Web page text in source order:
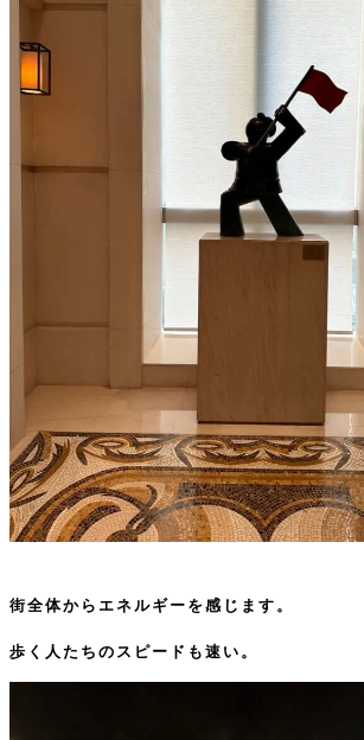
街全体からエネルギーを感じます。
歩く人たちのスピードも速い。